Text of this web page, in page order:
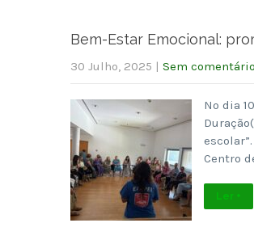
Bem-Estar Emocional:
30 Julho, 2025 | Sem
No dia
Centro
Ler +